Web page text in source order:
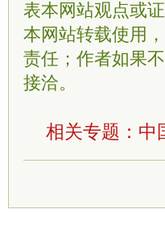
表本网站观点或
本网站转载使用
责任；作者如果
接洽。
相关专题： 中